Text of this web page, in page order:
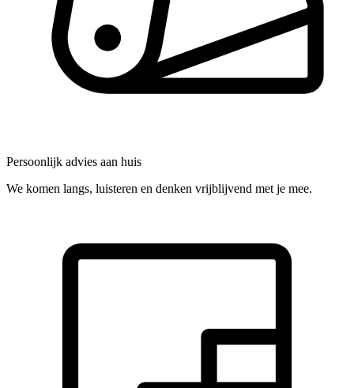
Persoonlijk advies aan huis
We komen langs, luisteren en denken vrijblijvend met je mee.